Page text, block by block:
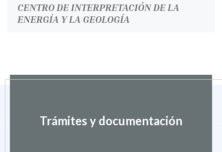
CENTRO DE INTERPRETACIÓN DE LA
ENERGÍA Y LA GEOLOGÍA
Trámites y documentación